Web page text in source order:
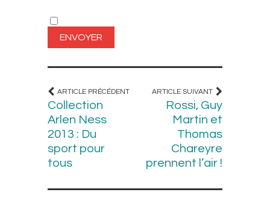
ARTICLE PRÉCÉDENT
Collection
Arlen Ness
2013 : Du
sport pour
tous
ARTICLE SUIVANT
Rossi, Guy
Martin et
Thomas
Chareyre
prennent l’air !